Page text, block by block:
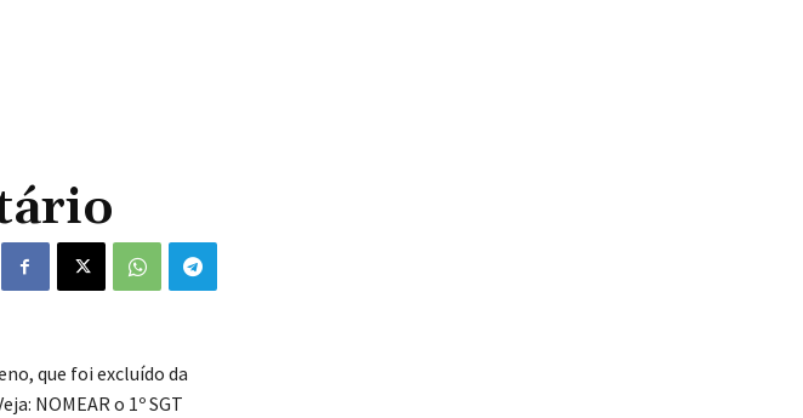
que foi excluído da
NOMEAR o 1º SGT